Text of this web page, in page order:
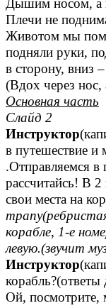
Дышим носом, а
Плечи не
Животом мы
подняли руки,
в сторону, вниз
(Вдох через нос,
Основная часть
Слайд 2
Инструктор
в путешествие
.Отправляемся
рассчитайсь! В
свои места на
корабле, 1-е
левую.(звучит
Инструктор
корабль?(ответы
Ой, посмотрите,